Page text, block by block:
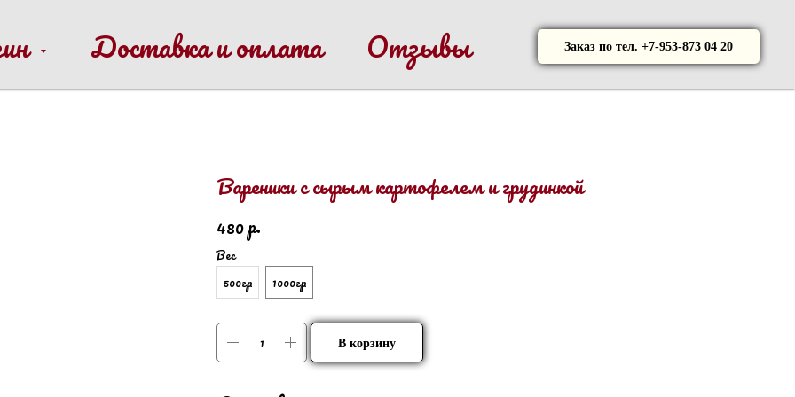
Доставка и оплата Отзывы Заказ по тел. +7-953-873 04 20
Вареники с сырым картофелем и грудинкой
480р.
Вес
500гр
1000гр
В корзину